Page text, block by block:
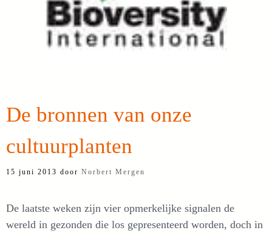
De bronnen van onze
cultuurplanten
15 juni 2013 door Norbert Mergen
De laatste weken zijn vier opmerkelijke signalen de
wereld in gezonden die los gepresenteerd worden, doch in